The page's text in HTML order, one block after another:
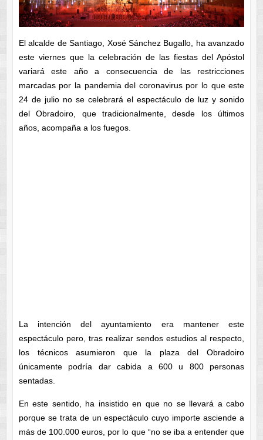
El alcalde de Santiago, Xosé Sánchez Bugallo, ha avanzado
este viernes que la celebración de las fiestas del Apóstol
variará este año a consecuencia de las restricciones
marcadas por la pandemia del coronavirus por lo que este
24 de julio no se celebrará el espectáculo de luz y sonido
del Obradoiro, que tradicionalmente, desde los últimos
años, acompaña a los fuegos.
La intención del ayuntamiento era mantener este
espectáculo pero, tras realizar sendos estudios al respecto,
los técnicos asumieron que la plaza del Obradoiro
únicamente podría dar cabida a 600 u 800 personas
sentadas.
En este sentido, ha insistido en que no se llevará a cabo
porque se trata de un espectáculo cuyo importe asciende a
más de 100.000 euros, por lo que “no se iba a entender que